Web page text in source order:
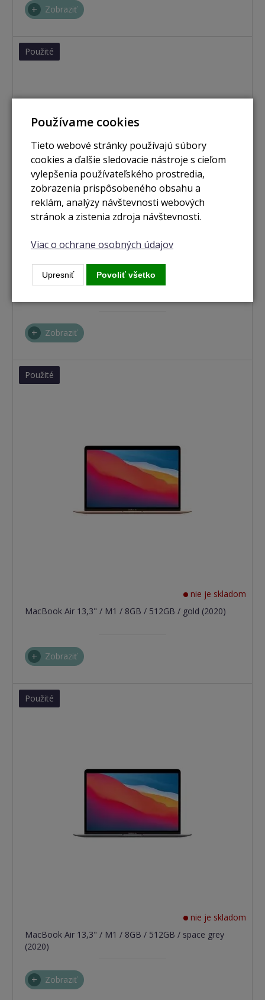
Zobraziť
Použité
MacBook Air 13,3" / M1 / 8GB / 128GB / silver (2020)
Zobraziť
Použité
nie je skladom
MacBook Air 13,3" / M1 / 8GB / 512GB / gold (2020)
Zobraziť
Použité
nie je skladom
MacBook Air 13,3" / M1 / 8GB / 512GB / space grey
(2020)
Zobraziť
Používame cookies
Tieto webové stránky používajú súbory
cookies a ďalšie sledovacie nástroje s cieľom
vylepšenia používateľského prostredia,
zobrazenia prispôsobeného obsahu a
reklám, analýzy návštevnosti webových
stránok a zistenia zdroja návštevnosti.
Viac o ochrane osobných údajov
Upresniť Povoliť všetko